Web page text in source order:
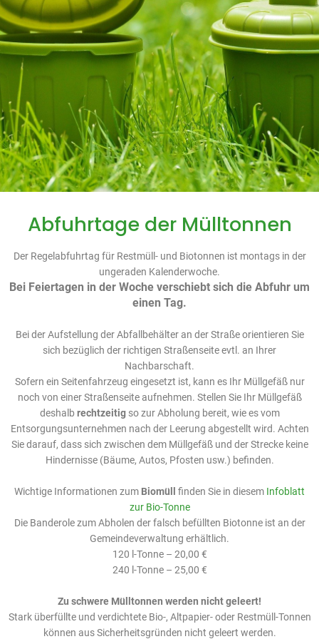
Abfuhrtage der Mülltonnen
Der Regelabfuhrtag für Restmüll- und Biotonnen ist montags in der
ungeraden Kalenderwoche.
Bei Feiertagen in der Woche verschiebt sich die Abfuhr um
einen Tag.
Bei der Aufstellung der Abfallbehälter an der Straße orientieren Sie
sich bezüglich der richtigen Straßenseite evtl. an Ihrer
Nachbarschaft.
Sofern ein Seitenfahrzeug eingesetzt ist, kann es Ihr Müllgefäß nur
noch von einer Straßenseite aufnehmen. Stellen Sie Ihr Müllgefäß
deshalb rechtzeitigso zur Abholung bereit, wie es vom
Entsorgungsunternehmen nach der Leerung abgestellt wird. Achten
Sie darauf, dass sich zwischen dem Müllgefäß und der Strecke keine
Hindernisse (Bäume, Autos, Pfosten usw.) befinden.
Wichtige Informationen zum Biomüll finden Sie in diesem Infoblatt
zur Bio-Tonne
Die Banderole zum Abholen der falsch befüllten Biotonne ist an der
Gemeindeverwaltung erhältlich.
120 l-Tonne – 20,00 €
240 l-Tonne – 25,00 €
Zu schwere Mülltonnen werden nicht geleert!
Stark überfüllte und verdichtete Bio-, Altpapier- oder Restmüll-Tonnen
können aus Sicherheitsgründen nicht geleert werden.